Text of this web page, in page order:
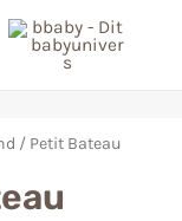
/ Petit Bateau